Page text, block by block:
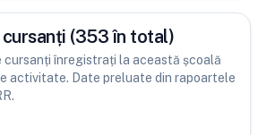
(353 în total)
cursanți înregistrați la această școală
activitate. Date preluate din rapoartele